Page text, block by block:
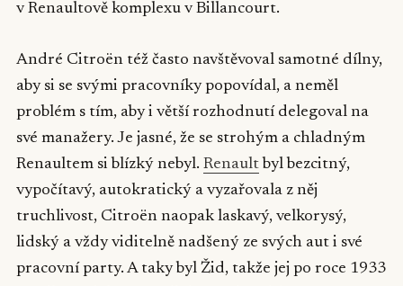
v Renaultově komplexu v Billancourt.
André Citroën též často navštěvoval samotné dílny,
aby si se svými pracovníky popovídal, a neměl
problém s tím, aby i větší rozhodnutí delegoval na
své manažery. Je jasné, že se strohým a chladným
Renaultem si blízký nebyl. Renault byl bezcitný,
vypočítavý, autokratický a vyzařovala z něj
truchlivost, Citroën naopak laskavý, velkorysý,
lidský a vždy viditelně nadšený ze svých aut i své
pracovní party. A taky byl Žid, takže jej po roce 1933